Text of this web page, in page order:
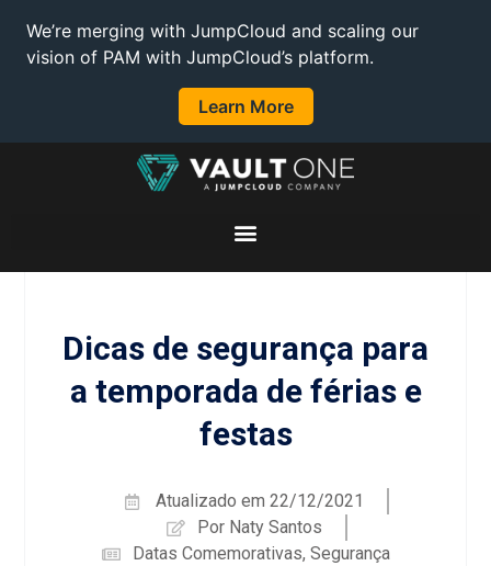
We’re merging with JumpCloud and scaling our
vision of PAM with JumpCloud’s platform.
Learn More
Dicas de segurança para
a temporada de férias e
festas
Atualizado em 22/12/2021
Por Naty Santos
Datas Comemorativas, Segurança